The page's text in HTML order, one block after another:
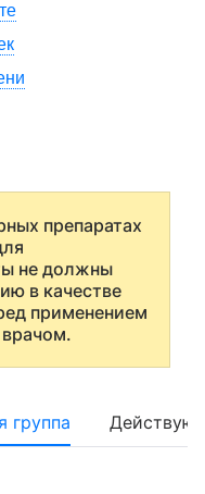
препаратах
не должны
в качестве
применением
врачом.
группа